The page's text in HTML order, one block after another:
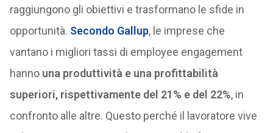
raggiungono gli obiettivi e trasformano le sfide in
opportunità. Secondo Gallup, le imprese che
vantano i migliori tassi di employee engagement
hanno una produttività e una profittabilità
superiori, rispettivamente del 21% e del 22%, in
confronto alle altre. Questo perché il lavoratore vive